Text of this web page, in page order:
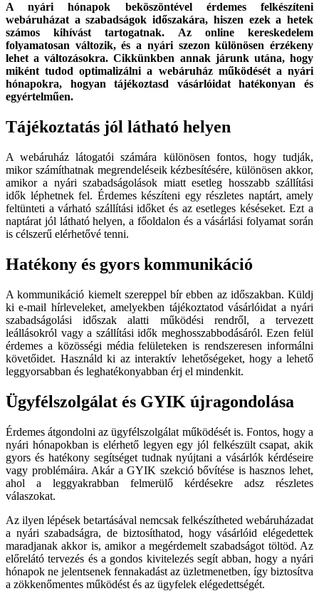
A nyári hónapok beköszöntével érdemes felkészíteni
webáruházat a szabadságok időszakára, hiszen ezek a hetek
számos kihívást tartogatnak. Az online kereskedelem
folyamatosan változik, és a nyári szezon különösen érzékeny
lehet a változásokra. Cikkünkben annak járunk utána, hogy
miként tudod optimalizálni a webáruház működését a nyári
hónapokra, hogyan tájékoztasd vásárlóidat hatékonyan és
egyértelműen.
Tájékoztatás jól látható helyen
A webáruház látogatói számára különösen fontos, hogy tudják,
mikor számíthatnak megrendeléseik kézbesítésére, különösen akkor,
amikor a nyári szabadságolások miatt esetleg hosszabb szállítási
idők léphetnek fel. Érdemes készíteni egy részletes naptárt, amely
feltünteti a várható szállítási időket és az esetleges késéseket. Ezt a
naptárat jól látható helyen, a főoldalon és a vásárlási folyamat során
is célszerű elérhetővé tenni.
Hatékony és gyors kommunikáció
A kommunikáció kiemelt szereppel bír ebben az időszakban. Küldj
ki e-mail hírleveleket, amelyekben tájékoztatod vásárlóidat a nyári
szabadságolási időszak alatti működési rendről, a tervezett
leállásokról vagy a szállítási idők meghosszabbodásáról. Ezen felül
érdemes a közösségi média felületeken is rendszeresen informálni
követőidet. Használd ki az interaktív lehetőségeket, hogy a lehető
leggyorsabban és leghatékonyabban érj el mindenkit.
Ügyfélszolgálat és GYIK újragondolása
Érdemes átgondolni az ügyfélszolgálat működését is. Fontos, hogy a
nyári hónapokban is elérhető legyen egy jól felkészült csapat, akik
gyors és hatékony segítséget tudnak nyújtani a vásárlók kérdéseire
vagy problémáira. Akár a GYIK szekció bővítése is hasznos lehet,
ahol a leggyakrabban felmerülő kérdésekre adsz részletes
válaszokat.
Az ilyen lépések betartásával nemcsak felkészítheted webáruházadat
a nyári szabadságra, de biztosíthatod, hogy vásárlóid elégedettek
maradjanak akkor is, amikor a megérdemelt szabadságot töltöd. Az
előrelátó tervezés és a gondos kivitelezés segít abban, hogy a nyári
hónapok ne jelentsenek fennakadást az üzletmenetben, így biztosítva
a zökkenőmentes működést és az ügyfelek elégedettségét.